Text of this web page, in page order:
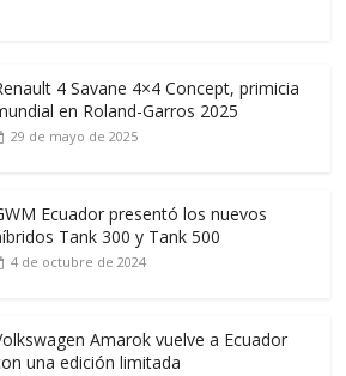
4 Savane 4×4 Concept, primicia
en Roland-Garros 2025
29 de mayo de 2025
Ecuador presentó los nuevos
Tank 300 y Tank 500
4 de octubre de 2024
Amarok vuelve a Ecuador
una edición limitada